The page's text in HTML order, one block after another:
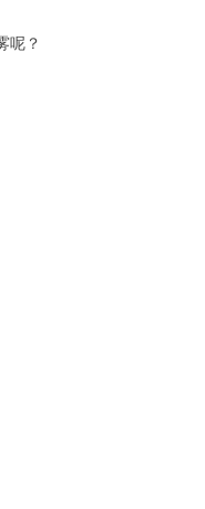
呢？